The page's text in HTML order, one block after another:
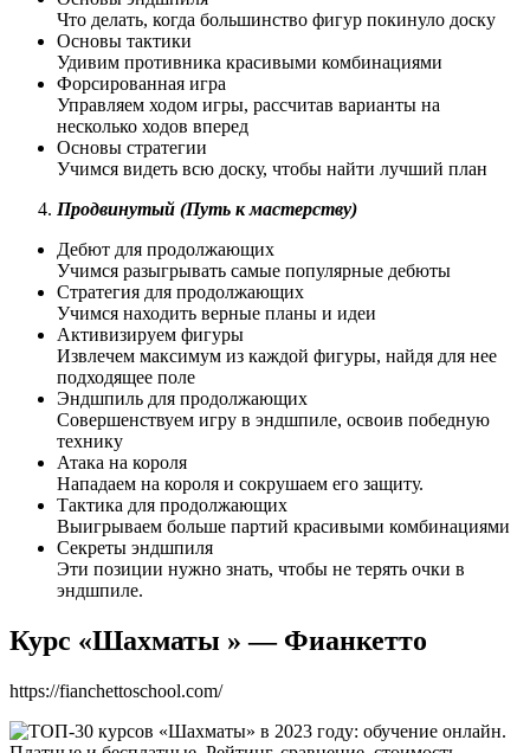
Что делать, когда большинство фигур покинуло доску
Основы тактики
Удивим противника красивыми комбинациями
Форсированная игра
Управляем ходом игры, рассчитав варианты на
несколько ходов вперед
Основы стратегии
Учимся видеть всю доску, чтобы найти лучший план
Продвинутый (Путь к мастерству)
Дебют для продолжающих
Учимся разыгрывать самые популярные дебюты
Стратегия для продолжающих
Учимся находить верные планы и идеи
Активизируем фигуры
Извлечем максимум из каждой фигуры, найдя для нее
подходящее поле
Эндшпиль для продолжающих
Совершенствуем игру в эндшпиле, освоив победную
технику
Атака на короля
Нападаем на короля и сокрушаем его защиту.
Тактика для продолжающих
Выигрываем больше партий красивыми комбинациями
Секреты эндшпиля
Эти позиции нужно знать, чтобы не терять очки в
эндшпиле.
Курс «Шахматы » — Фианкетто
https://fianchettoschool.com/